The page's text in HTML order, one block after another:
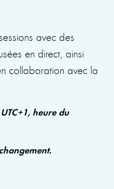
avec des
en direct, ainsi
collaboration avec la
heure du